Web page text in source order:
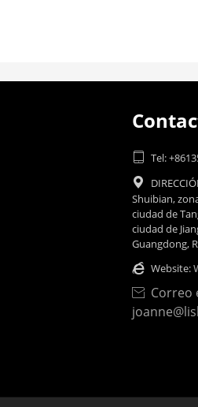
 Tel:

Shuibian,
ciudad de
ciudad de
Guangdong,
 Website:
 Correo